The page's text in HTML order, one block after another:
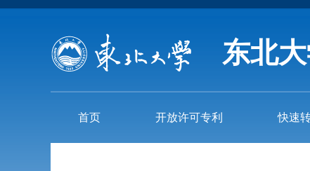
东北
首页 开放许可专利 快速